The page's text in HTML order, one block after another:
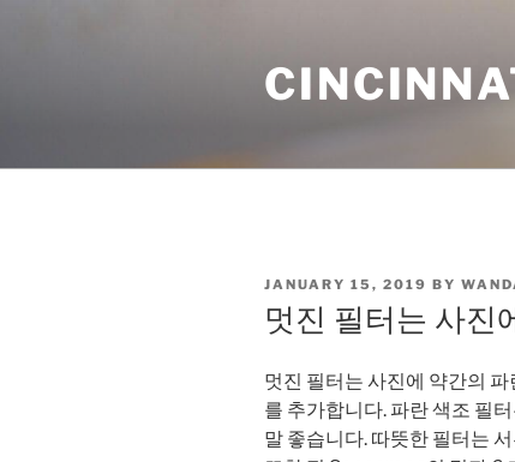
POSTED
JANUARY 15, 2019 BY
멋진 필터는 사진
멋진 필터는 사진에 약간의
를 추가합니다. 파란 색조 필
말 좋습니다. 따뜻한 필터는